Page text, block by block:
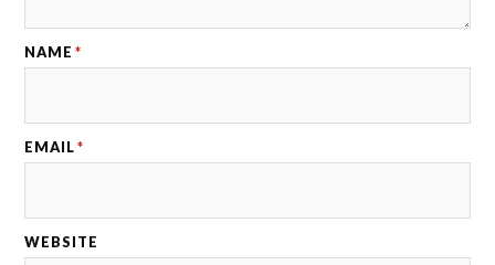
NAME *
EMAIL *
WEBSITE